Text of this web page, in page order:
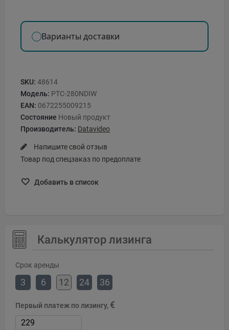
Варианты доставки
SKU: 48614
Модель: PTC-280NDIW
EAN: 0672255009215
Состояние Новый продукт
Производитель: Datavideo
Напишите свой отзыв
Товар под спецзаказ по предоплате
Добавить в список
Калькулятор лизинга
Срок аренды
3 6 12 24 36
Первый платеж по лизингу, €